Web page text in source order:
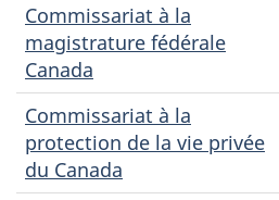
Commissariat à la
magistrature fédérale
Canada
Commissariat à la
protection de la vie privée
du Canada